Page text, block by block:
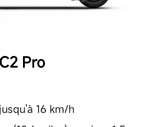
C2 Pro
16 km/h